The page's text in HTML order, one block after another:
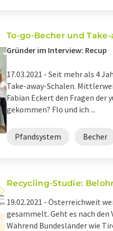
To-go-Becher und
Gründer im Interview: Recup
17.03.2021 - Seit mehr als 4
Take-away-Schalen.
Fabian Eckert den Fragen der
gekommen? Flo und ich ...
Pfandsystem Becher
Recycling-Studie:
19.02.2021 - Österreichweit
gesammelt. Geht es nach den
Während Bundesländer wie